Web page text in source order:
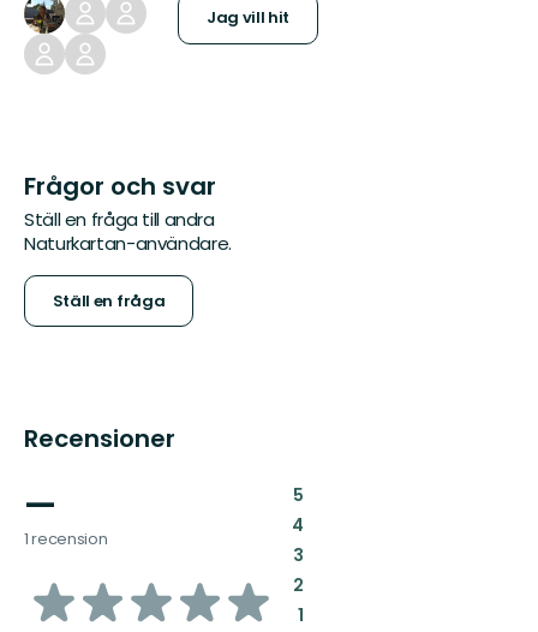
Jag vill hit
Frågor och svar
Ställ en fråga till andra
Naturkartan-användare.
Ställ en fråga
Recensioner
—
1 recension
av
5:
4:
3:
2:
1: